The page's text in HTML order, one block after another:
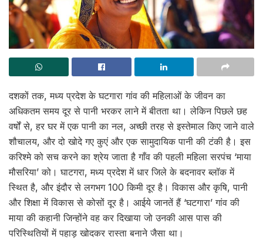
दशकों तक, मध्य प्रदेश के घटगारा गांव की महिलाओं के जीवन का
अधिकतम समय दूर से पानी भरकर लाने में बीतता था। लेकिन पिछले छह
वर्षों से, हर घर में एक पानी का नल, अच्छी तरह से इस्तेमाल किए जाने वाले
शौचालय, और दो खोदे गए कुएं और एक सामुदायिक पानी की टंकी है। इस
करिश्मे को सच करने का श्रेय जाता है गाँव की पहली महिला सरपंच ‘माया
मौसरिया’ को। घाटगरा, मध्य प्रदेश में धार जिले के बदनावर ब्लॉक में
स्थित है, और इंदौर से लगभग 100 किमी दूर है। विकास और कृषि, पानी
और शिक्षा में विकास से कोसों दूर है। आईये जानतें हैं ‘घटगारा’ गांव की
माया की कहानी जिन्होंने वह कर दिखाया जो उनकी आस पास की
परिस्थितियों में पहाड़ खोदकर रास्ता बनाने जैसा था।